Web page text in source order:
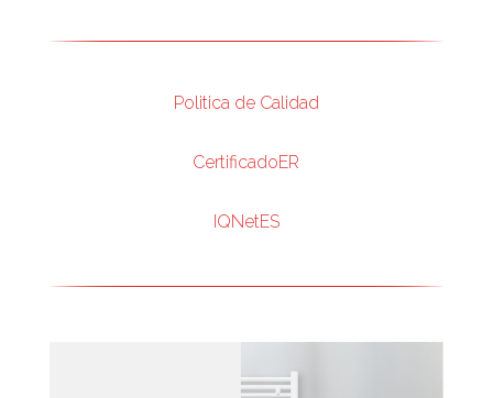
Politica de Calidad
CertificadoER
IQNetES